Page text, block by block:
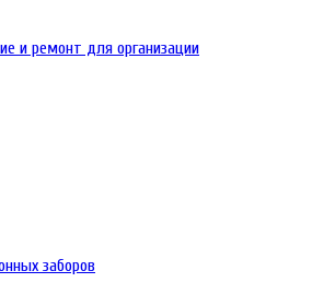
и ремонт для организации
заборов